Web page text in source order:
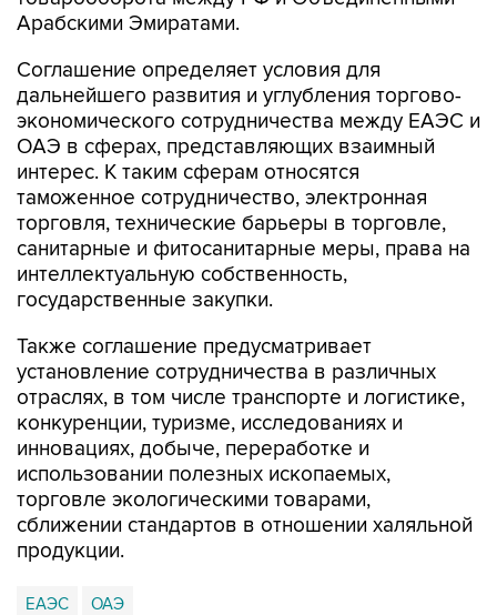
Арабскими Эмиратами.
Соглашение определяет условия для
дальнейшего развития и углубления торгово-
экономического сотрудничества между ЕАЭС и
ОАЭ в сферах, представляющих взаимный
интерес. К таким сферам относятся
таможенное сотрудничество, электронная
торговля, технические барьеры в торговле,
санитарные и фитосанитарные меры, права на
интеллектуальную собственность,
государственные закупки.
Также соглашение предусматривает
установление сотрудничества в различных
отраслях, в том числе транспорте и логистике,
конкуренции, туризме, исследованиях и
инновациях, добыче, переработке и
использовании полезных ископаемых,
торговле экологическими товарами,
сближении стандартов в отношении халяльной
продукции.
ЕАЭС ОАЭ